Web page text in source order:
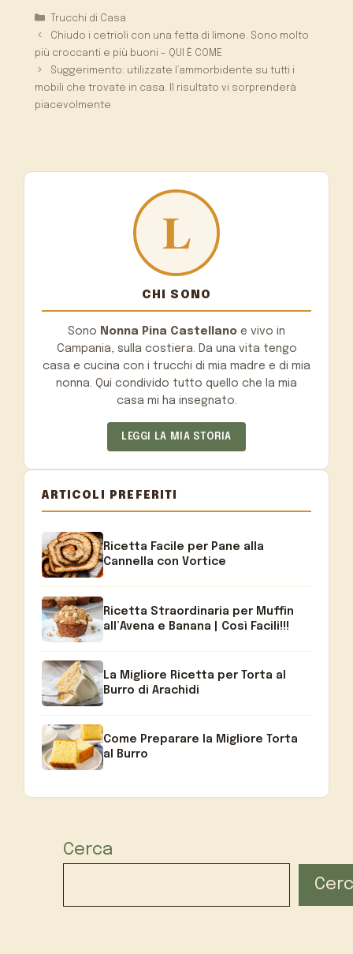
Categorie
Trucchi di Casa
Chiudo i cetrioli con una fetta di limone. Sono molto
più croccanti e più buoni – QUI È COME
Suggerimento: utilizzate l’ammorbidente su tutti i
mobili che trovate in casa. Il risultato vi sorprenderà
piacevolmente
CHI SONO
Sono Nonna Pina Castellano e vivo in
Campania, sulla costiera. Da una vita tengo
casa e cucina con i trucchi di mia madre e di mia
nonna. Qui condivido tutto quello che la mia
casa mi ha insegnato.
LEGGI LA MIA STORIA
ARTICOLI PREFERITI
Ricetta Facile per Pane alla
Cannella con Vortice
Ricetta Straordinaria per Muffin
all’Avena e Banana | Così Facili!!!
La Migliore Ricetta per Torta al
Burro di Arachidi
Come Preparare la Migliore Torta
al Burro
Cerca